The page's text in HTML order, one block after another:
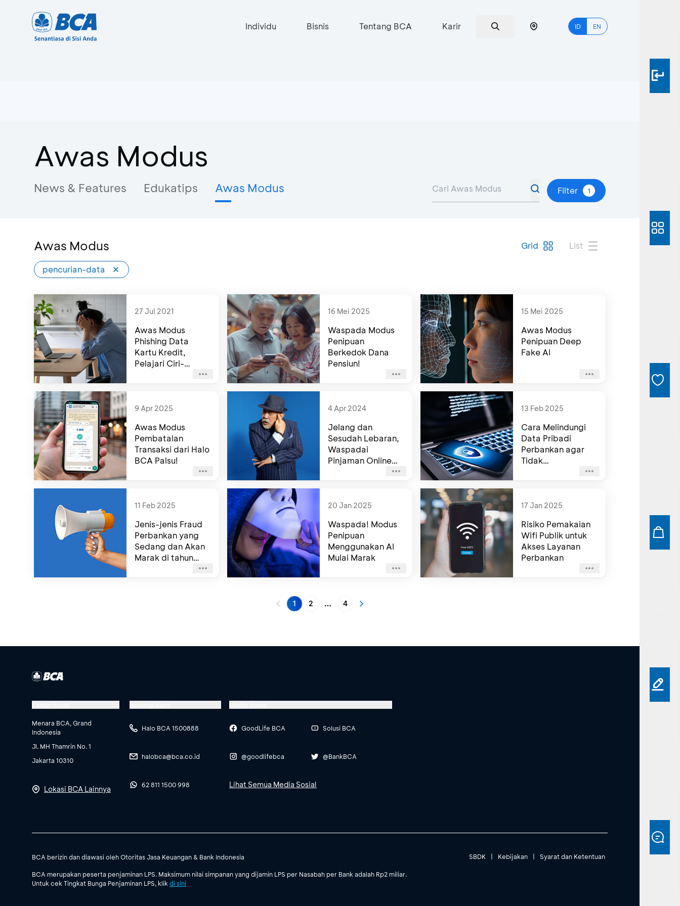
Individu Bisnis Tentang BCA Karir ID EN
Awas Modus
News & Features Edukatips Awas Modus Filter 1
Awas Modus Grid List
pencurian-data
27 Jul 2021
Awas Modus
Phishing Data
Kartu Kredit,
Pelajari Ciri-
16 Mei 2025
Waspada Modus
Penipuan
Berkedok Dana
Pensiun!
15 Mei 2025
Awas Modus
Penipuan Deep
Fake AI
9 Apr 2025
Awas Modus
Pembatalan
Transaksi dari Halo
BCA Palsu!
4 Apr 2024
Jelang dan
Sesudah Lebaran,
Waspadai
Pinjaman Online
13 Feb 2025
Cara Melindungi
Data Pribadi
Perbankan agar
Tidak
11 Feb 2025
Jenis-jenis Fraud
Perbankan yang
Sedang dan Akan
Marak di tahun
20 Jan 2025
Waspada! Modus
Penipuan
Menggunakan AI
Mulai Marak
17 Jan 2025
Risiko Pemakaian
Wifi Publik untuk
Akses Layanan
Perbankan
1 2 More pages
4
Menara BCA, Grand
Indonesia
Jl. MH Thamrin No. 1
Jakarta 10310
Lokasi BCA Lainnya
Halo BCA 1500888
halobca@bca.co.id
62 811 1500 998
GoodLife BCA
@goodlifebca
Solusi BCA
@BankBCA
Lihat Semua Media Sosial
BCA berizin dan diawasi oleh Otoritas Jasa Keuangan & Bank Indonesia
BCA merupakan peserta penjaminan LPS. Maksimum nilai simpanan yang dijamin LPS per Nasabah per Bank adalah Rp2 miliar.
Untuk cek Tingkat Bunga Penjaminan LPS, klik di sini
SBDK | Kebijakan | Syarat dan Ketentuan